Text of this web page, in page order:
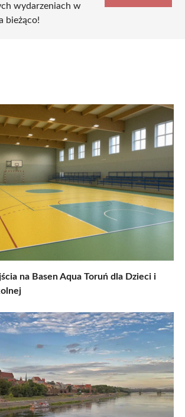
wydarzeniach w
bieżąco!
na Basen Aqua Toruń dla Dzieci i